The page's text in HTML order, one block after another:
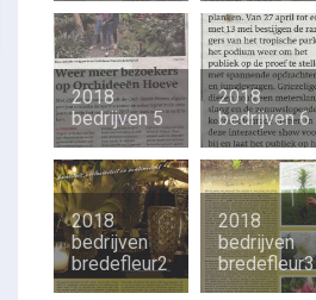
2018
bedrijven 5
2018
bedrijven 6
2018
bedrijven
bredefleur2
2018
bedrijven
bredefleur3